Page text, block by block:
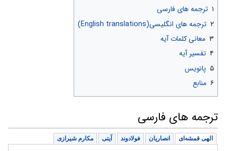
۱ ترجمه های فارسی
۲ ترجمه های انگلیسی(English translations)
۳ معانی کلمات آیه
۴ تفسیر آیه
۵ پانویس
۶ منابع
ترجمه های فارسی
الهی قمشه‌ای انصاریان فولادوند آیتی مکارم شیرازی